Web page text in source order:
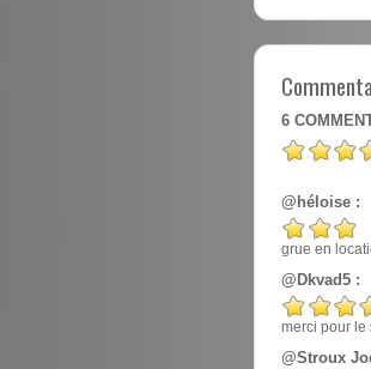
6
@héloise :
grue en
@Dkvad5 :
merci pour le
@Stroux